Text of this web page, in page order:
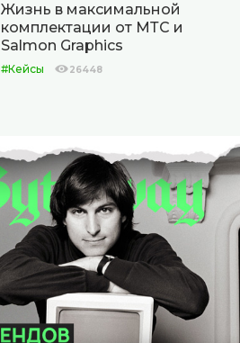
Жизнь в максимальной
комплектации от МТС и
Salmon Graphics
#Кейсы 26448